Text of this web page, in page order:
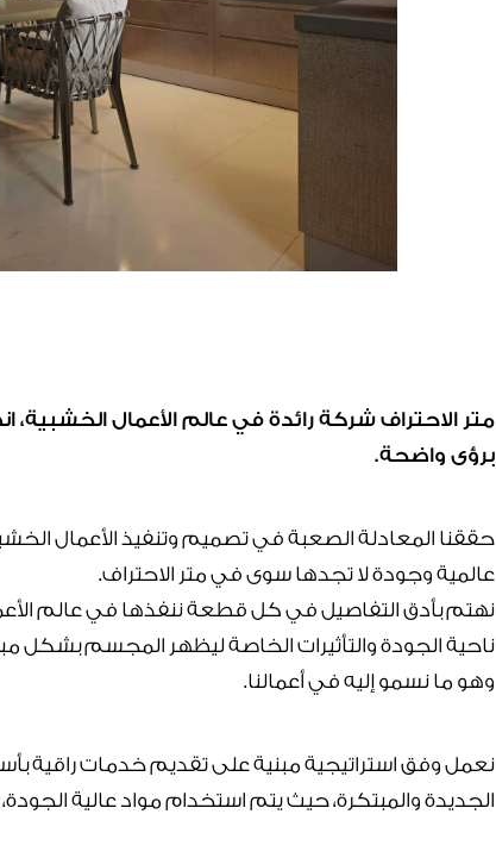
متر الاحتراف شركة رائدة في عالم الأعمال
برؤى واضحة.
حققنا المعادلة الصعبة في تصميم وتنفيذ الأعمال
عالمية وجودة لا تجدها سوى في متر الاحتراف.
نهتم بأدق التفاصيل في كل قطعة ننفذها في عالم
ناحية الجودة والتأثيرات الخاصة ليظهر المجسم بشكل
وهو ما نسمو إليه في أعمالنا.
نعمل وفق استراتيجية مبنية على تقديم خدمات راقية
الجديدة والمبتكرة، حيث يتم استخدام مواد عالية